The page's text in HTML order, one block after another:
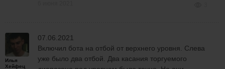
Илья
Хейфец
07.06.2021
Включил бота на отбой от верхнего уровня. Слева
уже было два отбой. Два касания торгуемого